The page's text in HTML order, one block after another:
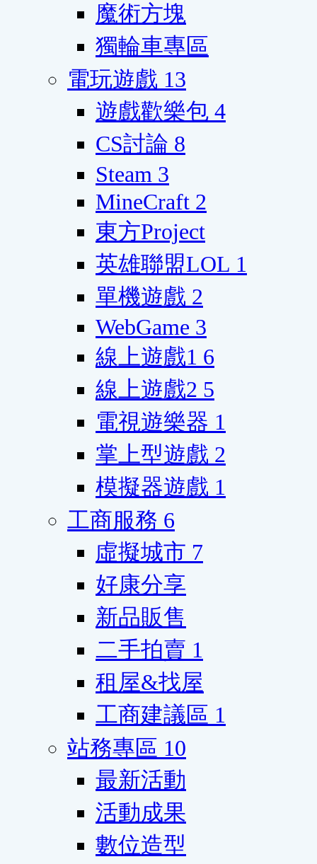
魔術方塊
獨輪車專區
電玩遊戲 13
遊戲歡樂包 4
CS討論 8
Steam 3
MineCraft 2
東方Project
英雄聯盟LOL 1
單機遊戲 2
WebGame 3
線上遊戲1 6
線上遊戲2 5
電視遊樂器 1
掌上型遊戲 2
模擬器遊戲 1
工商服務 6
虛擬城市 7
好康分享
新品販售
二手拍賣 1
租屋&找屋
工商建議區 1
站務專區 10
最新活動
活動成果
數位造型